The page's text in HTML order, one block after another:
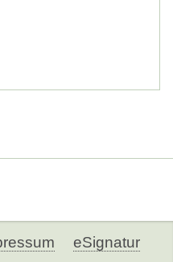
eSignatur